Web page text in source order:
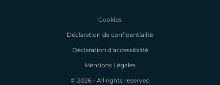
Cookies
Déclaration de confidentialité
Déclaration d’accessibilité
Mentions Légales
© 2026 - All rights reserved